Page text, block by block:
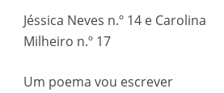
Jéssica Neves n.º 14 e Carolina
Milheiro n.º 17
Um poema vou escrever